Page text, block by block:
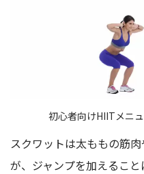
初心者向けHIITメニ
スクワットは太ももの筋
が、ジャンプを加えること